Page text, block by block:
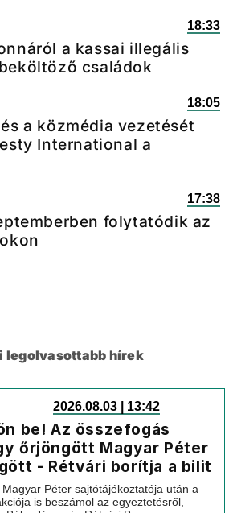
18:33
a kassai illegális
családok
18:05
a közmédia vezetését
International a
17:38
folytatódik az
legolvasottabb hírek
2026.08.03 | 13:42
be! Az összefogás
őrjöngött Magyar Péter
- Rétvári borítja a bilit
Péter sajtótájékoztatója után a
is beszámol az egyeztetésről,